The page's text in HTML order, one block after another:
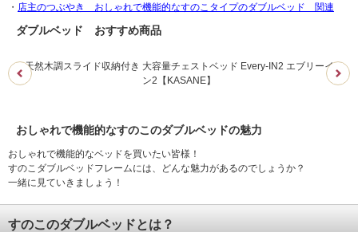
・ 店主のつぶやき おしゃれで機能的なすのこタイプのダブルベッド 関連
ダブルベッド おすすめ商品
天然木調スライド収納付き 大容量チェストベッド Every-IN2 エブリーイ
ン2【KASANE】
【
おしゃれで機能的なすのこのダブルベッドの魅力
おしゃれで機能的なベッドを買いたい皆様！
すのこダブルベッドフレームには、どんな魅力があるのでしょうか？
一緒に見ていきましょう！
すのこのダブルベッドとは？